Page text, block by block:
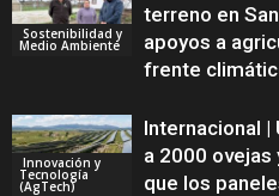
Sostenibilidad y
Medio Ambiente
terreno en
apoyos a
frente
Innovación y
Tecnología
(AgTech)
Internacional |
a 2000 ovejas
que los